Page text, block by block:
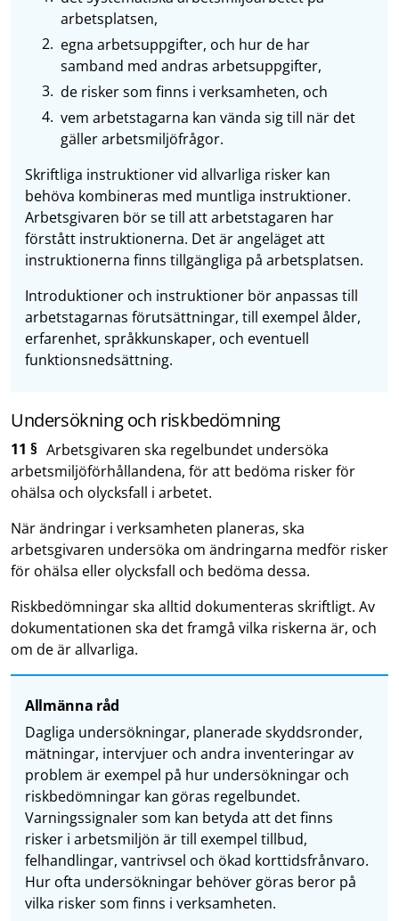
arbetsplatsen,
egna arbetsuppgifter, och hur de har
samband med andras arbetsuppgifter,
de risker som finns i verksamheten, och
vem arbetstagarna kan vända sig till när det
gäller arbetsmiljöfrågor.
Skriftliga instruktioner vid allvarliga risker kan
behöva kombineras med muntliga instruktioner.
Arbetsgivaren bör se till att arbetstagaren har
förstått instruktionerna. Det är angeläget att
instruktionerna finns tillgängliga på arbetsplatsen.
Introduktioner och instruktioner bör anpassas till
arbetstagarnas förutsättningar, till exempel ålder,
erfarenhet, språkkunskaper, och eventuell
funktionsnedsättning.
Undersökning och riskbedömning
11 § Arbetsgivaren ska regelbundet undersöka
arbetsmiljöförhållandena, för att bedöma risker för
ohälsa och olycksfall i arbetet.
När ändringar i verksamheten planeras, ska
arbetsgivaren undersöka om ändringarna medför risker
för ohälsa eller olycksfall och bedöma dessa.
Riskbedömningar ska alltid dokumenteras skriftligt. Av
dokumentationen ska det framgå vilka riskerna är, och
om de är allvarliga.
Allmänna råd
Dagliga undersökningar, planerade skyddsronder,
mätningar, intervjuer och andra inventeringar av
problem är exempel på hur undersökningar och
riskbedömningar kan göras regelbundet.
Varningssignaler som kan betyda att det finns
risker i arbetsmiljön är till exempel tillbud,
felhandlingar, vantrivsel och ökad korttidsfrånvaro.
Hur ofta undersökningar behöver göras beror på
vilka risker som finns i verksamheten.